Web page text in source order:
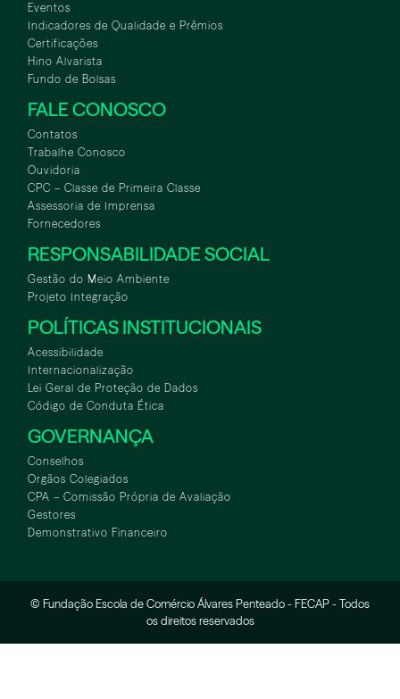
Eventos
Indicadores de Qualidade e Prêmios
Certificações
Hino Alvarista
Fundo de Bolsas
FALE CONOSCO
Contatos
Trabalhe Conosco
Ouvidoria
CPC – Classe de Primeira Classe
Assessoria de Imprensa
Fornecedores
RESPONSABILIDADE SOCIAL
Gestão do Meio Ambiente
Projeto Integração
POLÍTICAS INSTITUCIONAIS
Acessibilidade
Internacionalização
Lei Geral de Proteção de Dados
Código de Conduta Ética
GOVERNANÇA
Conselhos
Orgãos Colegiados
CPA – Comissão Própria de Avaliação
Gestores
Demonstrativo Financeiro
© Fundação Escola de Comércio Álvares Penteado - FECAP - Todos
os direitos reservados